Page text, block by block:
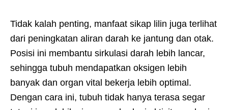
Tidak kalah penting, manfaat sikap lilin juga terlihat
dari peningkatan aliran darah ke jantung dan otak.
Posisi ini membantu sirkulasi darah lebih lancar,
sehingga tubuh mendapatkan oksigen lebih
banyak dan organ vital bekerja lebih optimal.
Dengan cara ini, tubuh tidak hanya terasa segar